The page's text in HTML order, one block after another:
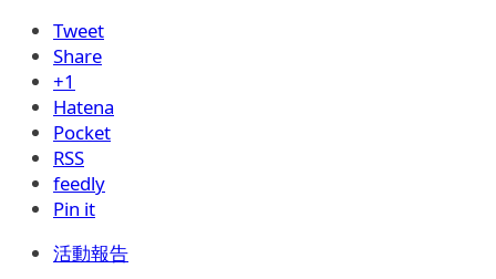
Tweet
Share
+1
Hatena
Pocket
RSS
feedly
Pin it
活動報告